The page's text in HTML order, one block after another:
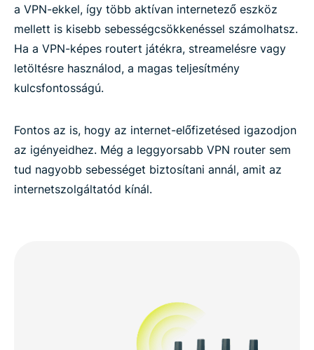
a VPN-ekkel, így több aktívan internetező eszköz
mellett is kisebb sebességcsökkenéssel számolhatsz.
Ha a VPN-képes routert játékra, streamelésre vagy
letöltésre használod, a magas teljesítmény
kulcsfontosságú.
Fontos az is, hogy az internet-előfizetésed igazodjon
az igényeidhez. Még a leggyorsabb VPN router sem
tud nagyobb sebességet biztosítani annál, amit az
internetszolgáltatód kínál.